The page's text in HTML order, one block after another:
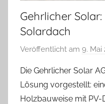
Gehrlicher
Solardach
Veröffentlicht am 9. Mai
Die Gehrlicher Solar
Lösung vorgestellt:
Holzbauweise mit